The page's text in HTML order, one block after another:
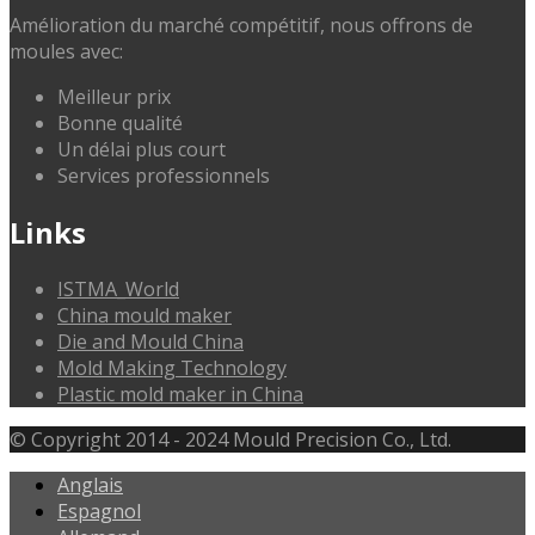
Amélioration du marché compétitif, nous offrons de
moules avec:
Meilleur prix
Bonne qualité
Un délai plus court
Services professionnels
Links
ISTMA_World
China mould maker
Die and Mould China
Mold Making Technology
Plastic mold maker in China
© Copyright 2014 - 2024 Mould Precision Co., Ltd.
Anglais
Espagnol